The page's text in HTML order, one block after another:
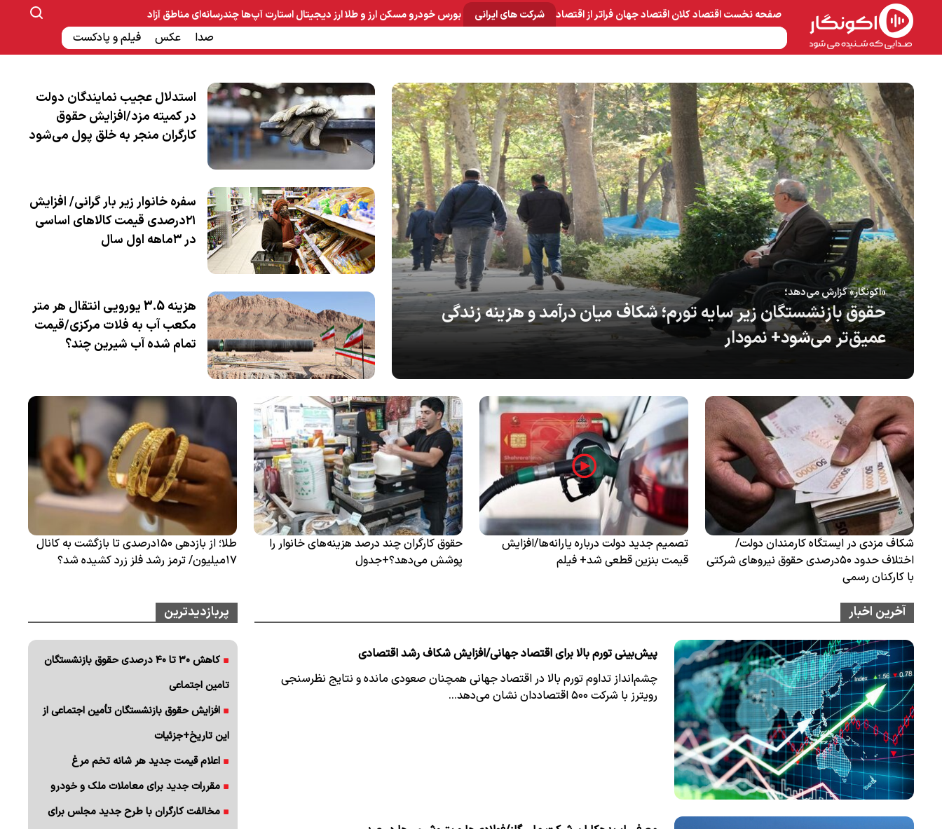
صفحه نخستاقتصاد کلاناقتصاد جهانفراتر از اقتصاد شرکت های ایرانی
صنایع غذایی و دارویی ساخت و ساز بانک و بیمه
بورسخودرومسکنارز و طلاارز دیجیتالاستارت آپ‌هاچندرسانه‌ای
صدا عکس فیلم و پادکست
مناطق آزاد
«اکونگار» گزارش می‌دهد؛
حقوق بازنشستگان زیر سایه تورم؛ شکاف میان درآمد و هزینه زندگی
عمیق‌تر می‌شود+ نمودار
استدلال عجیب نمایندگان دولت
در کمیته مزد/افزایش حقوق
کارگران منجر به خلق پول می‌شود
سفره خانوار زیر بار گرانی/ افزایش
۲۱درصدی قیمت کالاهای اساسی
در ۳ماهه اول سال
هزینه 3.5 یورویی انتقال هر متر
مکعب آب به فلات مرکزی/قیمت
تمام شده آب شیرین چند؟
شکاف مزدی در ایستگاه کارمندان دولت/
اختلاف حدود ۵۰درصدی حقوق نیروهای شرکتی
با کارکنان رسمی
تصمیم جدید دولت درباره یارانه‌ها/افزایش
قیمت بنزین قطعی شد+ فیلم
حقوق کارگران چند درصد هزینه‌های خانوار را
پوشش می‌دهد؟+جدول
طلا؛ از بازدهی ۱۵۰درصدی تا بازگشت به کانال
۱۷میلیون/ ترمز رشد فلز زرد کشیده شد؟
آخرین اخبار
پیش‌بینی تورم بالا برای اقتصاد جهانی/افزایش شکاف رشد اقتصادی
چشم‌انداز تداوم تورم بالا در اقتصاد جهانی همچنان صعودی مانده و نتایج نظرسنجی
رویترز با شرکت ۵۰۰ اقتصاددان نشان می‌دهد…
پربازدیدترین
کاهش ۳۰ تا ۴۰ درصدی حقوق بازنشستگان
تامین اجتماعی
افزایش حقوق بازنشستگان تأمین اجتماعی از
این تاریخ+جزئیات
اعلام قیمت جدید هر شانه تخم مرغ
مقررات جدید برای معاملات ملک و خودرو
مخالفت کارگران با طرح جدید مجلس برای